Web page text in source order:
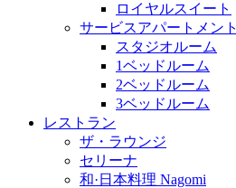
ロイヤルスイート
サービスアパートメント
スタジオルーム
1ベッドルーム
2ベッドルーム
3ベッドルーム
レストラン
ザ・ラウンジ
セリーナ
和·日本料理 Nagomi